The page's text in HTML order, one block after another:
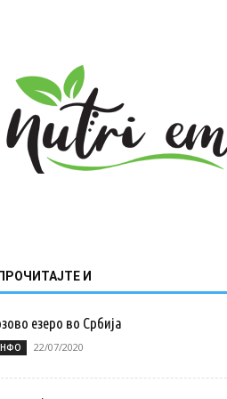
И
езеро во Србија
22/07/2020